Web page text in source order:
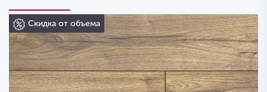
Скидка от объема